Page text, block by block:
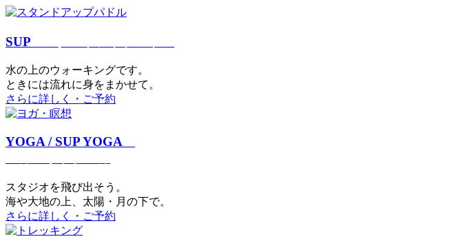
SUP
⽔の上のウォーキングです。
ときには流れに身をまかせて。
さらに詳しく・ご予約
YOGA / SUP YOGA
スタジオを⾶び出そう。
海や大地の上、太陽・⽉の下で。
さらに詳しく・ご予約